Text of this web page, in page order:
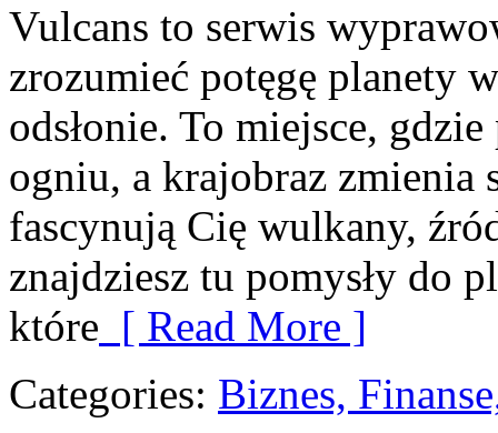
Vulcans to serwis
zrozumieć potęgę planety
odsłonie. To miejsce,
ogniu, a krajobraz zmienia
fascynują Cię wulkany,
znajdziesz tu pomysły do
które [ Read More ]
Categories: Biznes,